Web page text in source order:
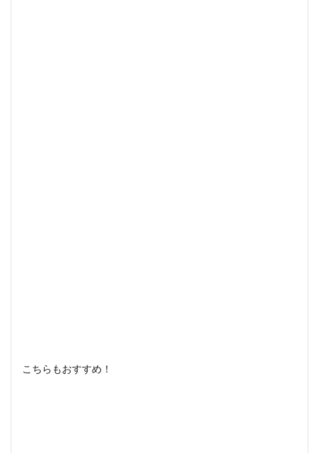
こちらもおすすめ！